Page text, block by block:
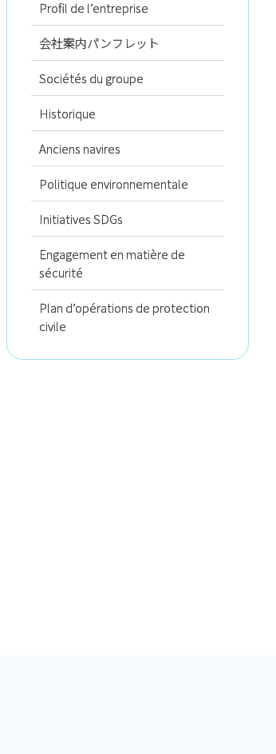
Profil de l’entreprise
会社案内パンフレット
Sociétés du groupe
Historique
Anciens navires
Politique environnementale
Initiatives SDGs
Engagement en matière de
sécurité
Plan d’opérations de protection
civile